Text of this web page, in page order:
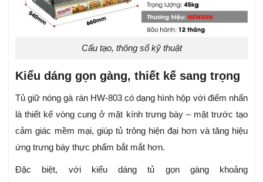
Cấu tạo, thông số kỹ thuật
Kiểu dáng gọn gàng, thiết kế sang trọng
Tủ giữ nóng gà rán HW-803 có dạng hình hộp với điểm nhấn
là thiết kế vòng cung ở mặt kính trưng bày – mặt trước tạo
cảm giác mềm mại, giúp tủ trông hiện đại hơn và tăng hiệu
ứng trưng bày thực phẩm bắt mắt hơn.
Đặc biệt, với kiểu dáng tủ gọn gàng khoảng